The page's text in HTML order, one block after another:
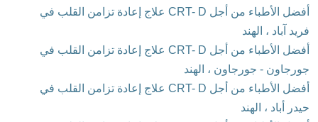
أفضل الأطباء من أجل CRT- D علاج إعادة تزامن القلب في
فريد آباد ، الهند
أفضل الأطباء من أجل CRT- D علاج إعادة تزامن القلب في
جورجاون - جورجاون ، الهند
أفضل الأطباء من أجل CRT- D علاج إعادة تزامن القلب في
حيدر أباد ، الهند